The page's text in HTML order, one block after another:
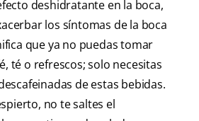
deshidratante en la boca,
los síntomas de la boca
que ya no puedas tomar
té o refrescos; solo necesitas
de estas bebidas.
no te saltes el